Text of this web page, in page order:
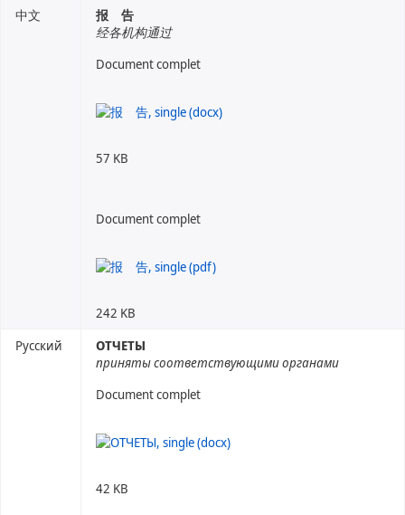
中文
报 告
经各机构通过
Document complet
57 KB
Document complet
242 KB
Русский
ОТЧЕТЫ
приняты соответствующими органами
Document complet
42 KB